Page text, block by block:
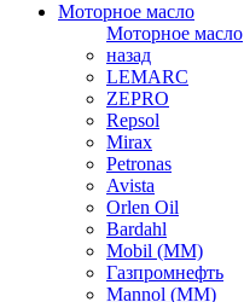
Моторное масло
Моторное масло
назад
LEMARC
ZEPRO
Repsol
Mirax
Petronas
Avista
Orlen Oil
Bardahl
Mobil (ММ)
Газпромнефть
Mannol (ММ)